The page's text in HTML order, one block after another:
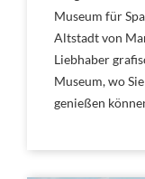
Museum für
Altstadt von
Liebhaber
Museum, wo
genießen